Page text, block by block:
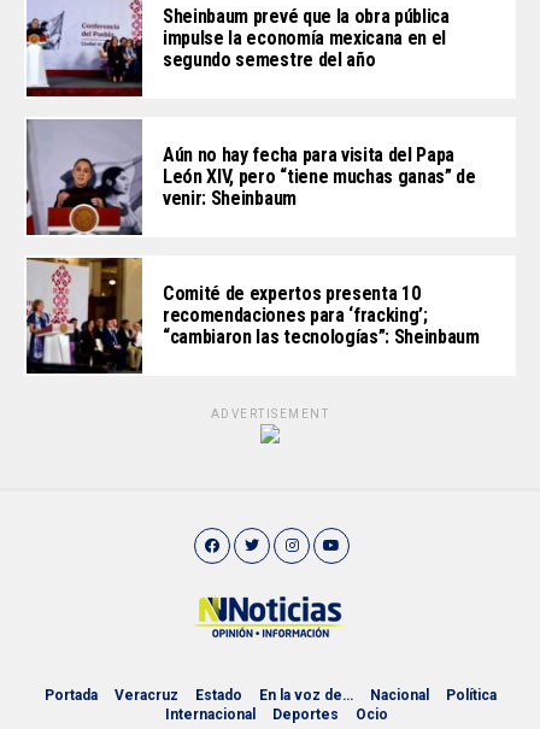
Sheinbaum prevé que la obra pública
impulse la economía mexicana en el
segundo semestre del año
Aún no hay fecha para visita del Papa
León XIV, pero “tiene muchas ganas” de
venir: Sheinbaum
Comité de expertos presenta 10
recomendaciones para ‘fracking’;
“cambiaron las tecnologías”: Sheinbaum
ADVERTISEMENT
Portada Veracruz Estado En la voz de… Nacional
Política
Internacional
Deportes Ocio